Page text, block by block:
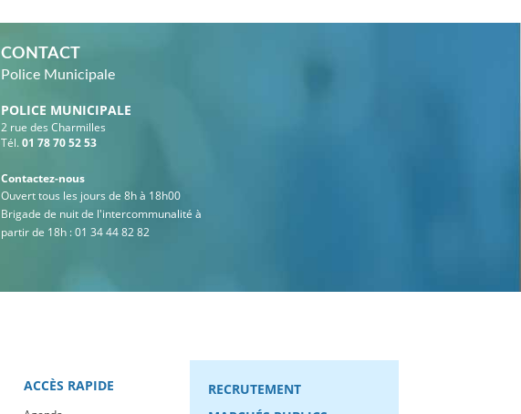
CONTACT
Police Municipale
POLICE MUNICIPALE
2 rue des Charmilles
Tél.01 78 70 52 53
Contactez-nous
Ouvert tous les jours de 8h à 18h00
Brigade de nuit de l'intercommunalité à
partir de 18h : 01 34 44 82 82
ACCÈS RAPIDE
RECRUTEMENT